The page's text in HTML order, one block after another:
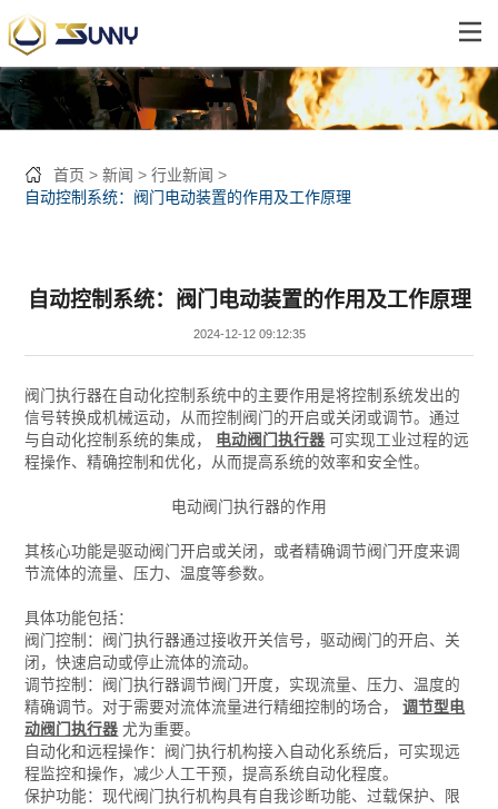
首页 新闻
行业新闻
自动控制系统：阀门电动装置的作用及工作原理
自动控制系统：阀门电动装置的作用及工作原理
2024-12-12 09:12:35
阀门执行器在自动化控制系统中的主要作用是将控制系统发出的
信号转换成机械运动，从而控制阀门的开启或关闭或调节。通过
与自动化控制系统的集成， 电动阀门执行器 可实现工业过程的远
程操作、精确控制和优化，从而提高系统的效率和安全性。
电动阀门执行器的作用
其核心功能是驱动阀门开启或关闭，或者精确调节阀门开度来调
节流体的流量、压力、温度等参数。
具体功能包括：
阀门控制：阀门执行器通过接收开关信号，驱动阀门的开启、关
闭，快速启动或停止流体的流动。
调节控制：阀门执行器调节阀门开度，实现流量、压力、温度的
精确调节。对于需要对流体流量进行精细控制的场合，调节型电
动阀门执行器 尤为重要。
自动化和远程操作：阀门执行机构接入自动化系统后，可实现远
程监控和操作，减少人工干预，提高系统自动化程度。
保护功能：现代阀门执行机构具有自我诊断功能、过载保护、限